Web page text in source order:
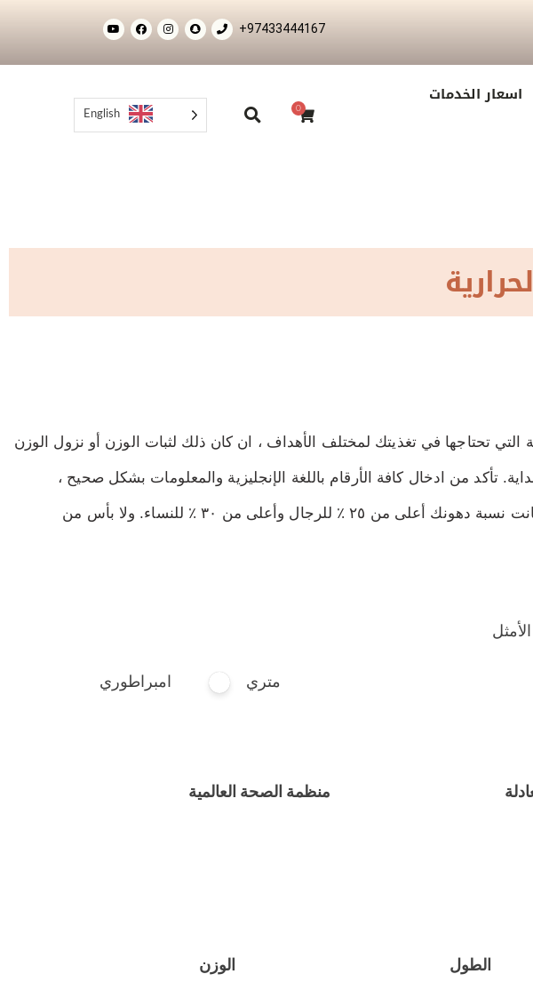
+97433444167
اسعار الخدمات
0
English
تحتاجها في تغذيتك لمختلف الأهداف ، ان كان ذلك لثبات الوزن أو نزول الوزن
تأكد من ادخال كافة الأرقام باللغة الإنجليزية والمعلومات بشكل صحيح ،
وبالذات اختيارك للمعادلة الخاصة بحساب السعرات. يُفضل استخدامك معادلة Katch- McArdle في حال كانت نسبة دهونك أعلى من ٢٥ ٪ للرجال وأعلى من ٣٠ ٪ للنساء. ولا بأس من
امبراطوري متري
منظمة الصحة العالمية
الطول الوزن